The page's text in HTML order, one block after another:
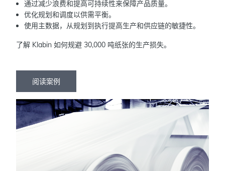
通过减少浪费和提高可持续性来保障产品质量。
优化规划和调度以供需平衡。
使用主数据，从规划到执行提高生产和供应链的敏捷性。
了解 Klabin 如何规避 30,000 吨纸张的生产损失。
阅读案例